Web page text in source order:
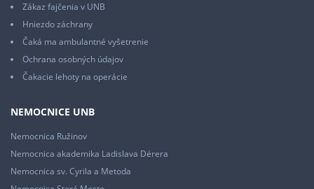
Zákaz fajčenia v UNB
Hniezdo záchrany
Čaká ma ambulantné vyšetrenie
Ochrana osobných údajov
Čakacie lehoty na operácie
NEMOCNICE UNB
Nemocnica Ružinov
Nemocnica akademika Ladislava Dérera
Nemocnica sv. Cyrila a Metoda